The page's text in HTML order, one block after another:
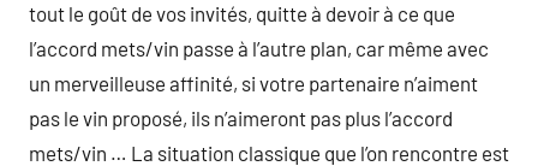
tout le goût de vos invités, quitte à devoir à ce que
l’accord mets/vin passe à l’autre plan, car même avec
un merveilleuse affinité, si votre partenaire n’aiment
pas le vin proposé, ils n’aimeront pas plus l’accord
mets/vin … La situation classique que l’on rencontre est